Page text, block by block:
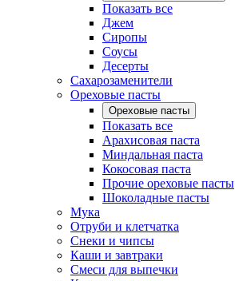
Показать все
Джем
Сиропы
Соусы
Десерты
Сахарозаменители
Ореховые пасты
Ореховые пасты
Показать все
Арахисовая паста
Миндальная паста
Кокосовая паста
Прочие ореховые пасты
Шоколадные пасты
Мука
Отруби и клетчатка
Снеки и чипсы
Каши и завтраки
Смеси для выпечки